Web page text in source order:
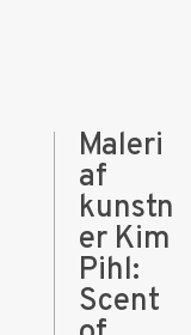
Maleri
af
kunstn
er Kim
Pihl:
Scent